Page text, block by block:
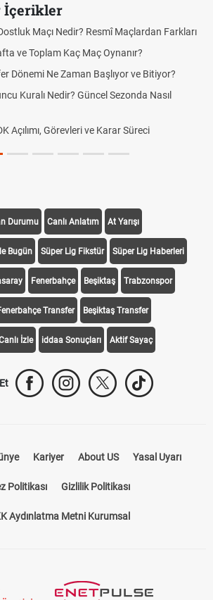
İçerikler
Dostluk Maçı Nedir? Resmî Maçlardan Farkları
ve Toplam Kaç Maç Oynanır?
Dönemi Ne Zaman Başlıyor ve Bitiyor?
Kuralı Nedir? Güncel Sezonda Nasıl
Açılımı, Görevleri ve Karar Süreci
Durumu Canlı Anlatım At Yarışı
Bugün Süper Lig Fikstür Süper Lig Haberleri
Fenerbahçe Beşiktaş Trabzonspor
Transfer Beşiktaş Transfer
İzle iddaa Sonuçları Aktif Sayaç
Kariyer About US Yasal Uyarı
Politikası Gizlilik Politikası
Aydınlatma Metni Kurumsal